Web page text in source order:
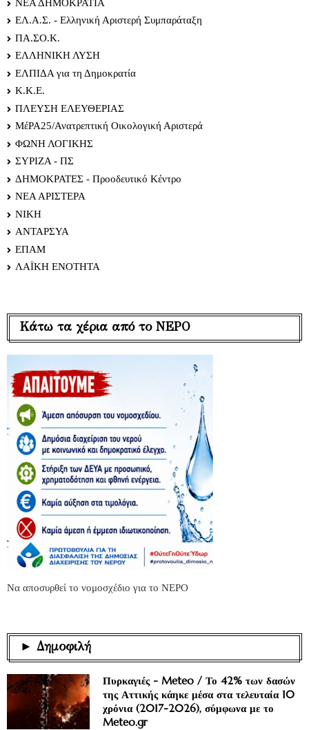
ΝΕΑ ΔΗΜΟΚΡΑΤΙΑ
ΕΛ.Α.Σ. - Ελληνική Αριστερή Συμπαράταξη
ΠΑ.ΣΟ.Κ.
ΕΛΛΗΝΙΚΗ ΛΥΣΗ
ΕΛΠΙΔΑ για τη Δημοκρατία
Κ.Κ.Ε.
ΠΛΕΥΣΗ ΕΛΕΥΘΕΡΙΑΣ
ΜέΡΑ25/Ανατρεπτική Οικολογική Αριστερά
ΦΩΝΗ ΛΟΓΙΚΗΣ
ΣΥΡΙΖΑ - ΠΣ
ΔΗΜΟΚΡΑΤΕΣ - Προοδευτικό Κέντρο
ΝΕΑ ΑΡΙΣΤΕΡΑ
ΝΙΚΗ
ΑΝΤΑΡΣΥΑ
ΕΠΑΜ
ΛΑΪΚΗ ΕΝΟΤΗΤΑ
Κάτω τα χέρια από το ΝΕΡΟ
Να αποσυρθεί το νομοσχέδιο για το ΝΕΡΟ
► Δημοφιλή
Πυρκαγιές - Meteo / Το 42% των δασών
της Αττικής κάηκε μέσα στα τελευταία 10
χρόνια (2017-2026), σύμφωνα με το
Meteo.gr